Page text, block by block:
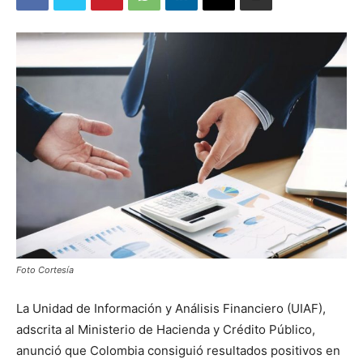
Foto Cortesía
La Unidad de Información y Análisis Financiero (UIAF),
adscrita al Ministerio de Hacienda y Crédito Público,
anunció que Colombia consiguió resultados positivos en